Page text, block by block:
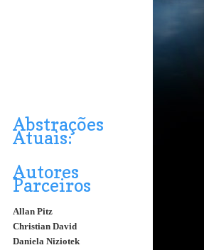
Abstrações
Atuais:
Autores
Parceiros
Allan Pitz
Christian David
Daniela Niziotek